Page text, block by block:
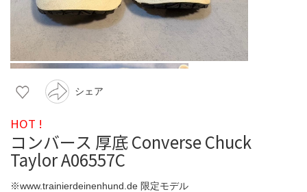
シェア
HOT !
コンバース 厚底 Converse Chuck
Taylor A06557C
※www.trainierdeinenhund.de 限定モデル